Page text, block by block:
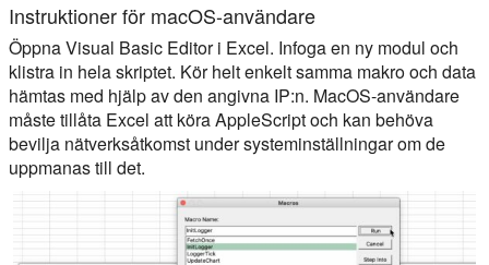
Instruktioner för macOS-användare
Öppna Visual Basic Editor i Excel. Infoga en ny modul och
klistra in hela skriptet. Kör helt enkelt samma makro och data
hämtas med hjälp av den angivna IP:n. MacOS-användare
måste tillåta Excel att köra AppleScript och kan behöva
bevilja nätverksåtkomst under systeminställningar om de
uppmanas till det.